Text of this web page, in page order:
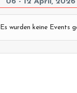
Es wurden keine Events